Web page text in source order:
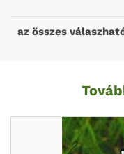
az összes